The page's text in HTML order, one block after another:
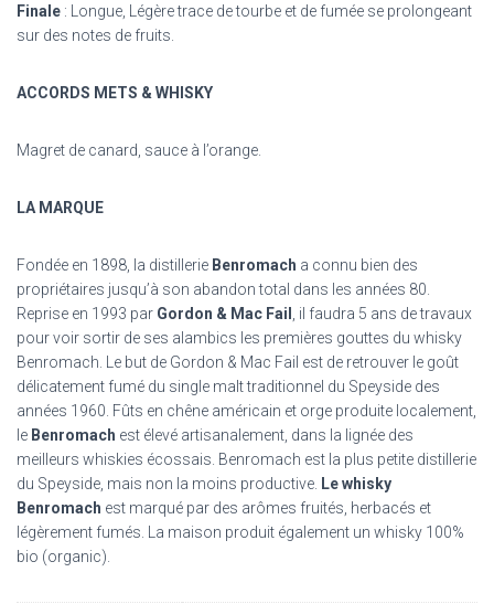
Finale : Longue, Légère trace de tourbe et de fumée se prolongeant
sur des notes de fruits.
ACCORDS METS & WHISKY
Magret de canard, sauce à l’orange.
LA MARQUE
Fondée en 1898, la distillerie Benromach a connu bien des
propriétaires jusqu’à son abandon total dans les années 80.
Reprise en 1993 par Gordon & Mac Fail
, il faudra 5 ans de travaux
pour voir sortir de ses alambics les premières gouttes du whisky
Benromach. Le but de Gordon & Mac Fail est de retrouver le goût
délicatement fumé du single malt traditionnel du Speyside des
années 1960. Fûts en chêne américain et orge produite localement,
le Benromach est élevé artisanalement, dans la lignée des
meilleurs whiskies écossais . Benromach est la plus petite distillerie
du Speyside, mais non la moins productive. Le whisky
Benromach est marqué par des arômes fruités, herbacés et
légèrement fumés. La maison produit également un whisky 100%
bio (organic).